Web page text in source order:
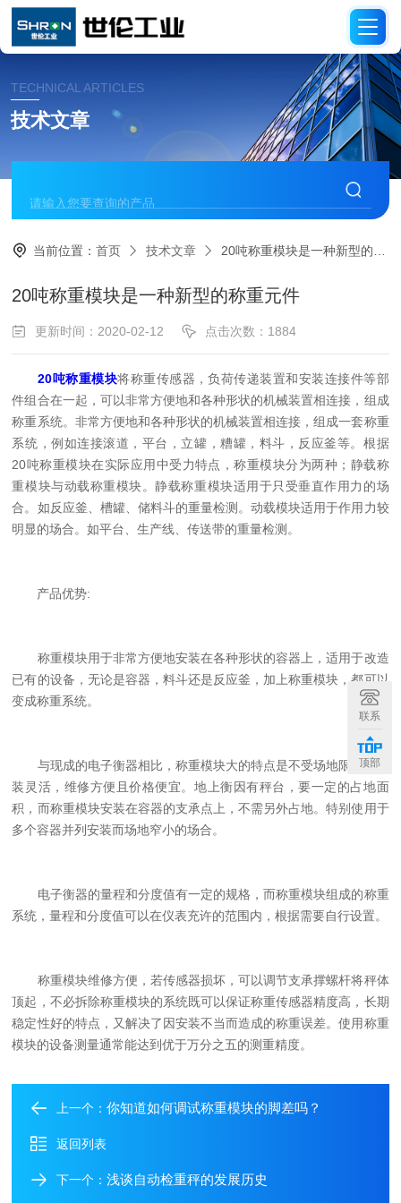
TECHNICAL ARTICLES
技术文章
当前位置：首页 技术文章 20吨称重模块是一种新型的称重元件
20吨称重模块是一种新型的称重元件
更新时间：2020-02-12 点击次数：1884
20吨称重模块将称重传感器，负荷传递装置和安装连接件等部
件组合在一起，可以非常方便地和各种形状的机械装置相连接，组成
称重系统。非常方便地和各种形状的机械装置相连接，组成一套称重
系统，例如连接滚道，平台，立罐，糟罐，料斗，反应釜等。根据
20吨称重模块在实际应用中受力特点，称重模块分为两种；静载称
重模块与动载称重模块。静载称重模块适用于只受垂直作用力的场
合。如反应釜、槽罐、储料斗的重量检测。动载模块适用于作用力较
明显的场合。如平台、生产线、传送带的重量检测。
产品优势:
称重模块用于非常方便地安装在各种形状的容器上，适用于改造
已有的设备，无论是容器，料斗还是反应釜，加上称重模块，都可以
变成称重系统。
与现成的电子衡器相比，称重模块大的特点是不受场地限制，组
装灵活，维修方便且价格便宜。地上衡因有秤台，要一定的占地面
积，而称重模块安装在容器的支承点上，不需另外占地。特别使用于
多个容器并列安装而场地窄小的场合。
电子衡器的量程和分度值有一定的规格，而称重模块组成的称重
系统，量程和分度值可以在仪表充许的范围内，根据需要自行设置。
称重模块维修方便，若传感器损坏，可以调节支承撑螺杆将秤体
顶起，不必拆除称重模块的系统既可以保证称重传感器精度高，长期
稳定性好的特点，又解决了因安装不当而造成的称重误差。使用称重
模块的设备测量通常能达到优于万分之五的测重精度。
上一个：你知道如何调试称重模块的脚差吗？
返回列表
下一个：浅谈自动检重秤的发展历史
联系
顶部